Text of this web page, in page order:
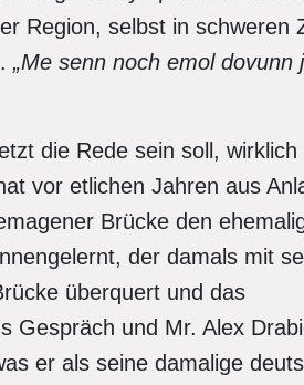
Region, selbst in schweren
„Me senn noch emol dovunn
die Rede sein soll, wirklich
vor etlichen Jahren aus
Brücke den
der damals mit
überquert und das
Gespräch und Mr. Alex
er als seine damalige